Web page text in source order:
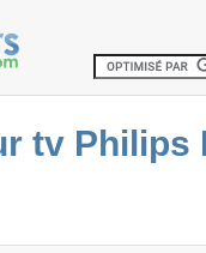
tv Philips